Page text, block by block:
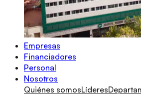
Empresas
Financiadores
Personal
Nosotros
Quiénes somosLíderes